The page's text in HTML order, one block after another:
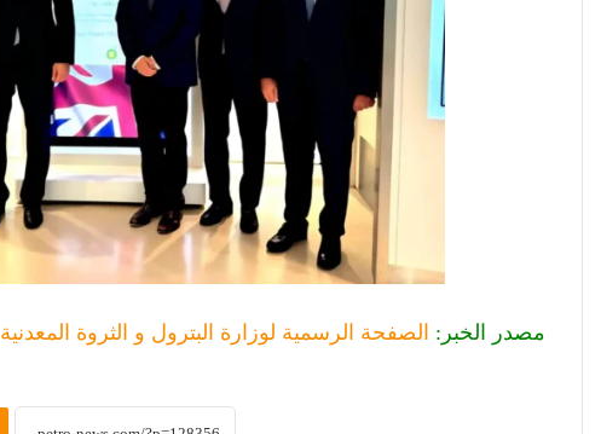
مصدر الخبر: الصفحة الرسمية لوزارة البترول و الثروة المعدنية